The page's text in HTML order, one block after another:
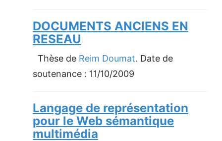
DOCUMENTS ANCIENS EN
RESEAU
Thèse de Reim Doumat. Date de
soutenance : 11/10/2009
Langage de représentation
pour le Web sémantique
multimédia